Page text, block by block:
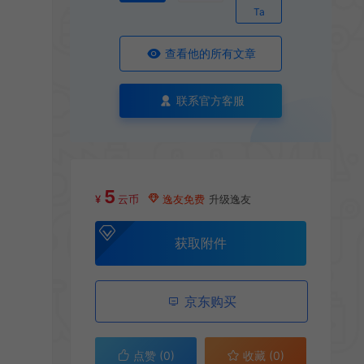
Ta
查看他的所有文章
联系官方客服
¥ 5 云币 逸友免费 升级逸友
获取附件
京东购买
点赞 (0) 收藏 (0)